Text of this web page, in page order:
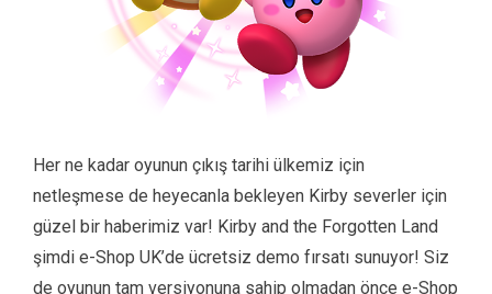
Her ne kadar oyunun çıkış tarihi ülkemiz için
netleşmese de heyecanla bekleyen Kirby severler için
güzel bir haberimiz var! Kirby and the Forgotten Land
şimdi e-Shop UK’de ücretsiz demo fırsatı sunuyor! Siz
de oyunun tam versiyonuna sahip olmadan önce e-Shop